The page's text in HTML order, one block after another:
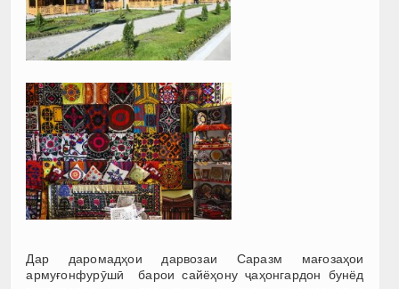
Дар даромадҳои дарвозаи Саразм мағозаҳои
армуғонфурӯшӣ барои сайёҳону ҷаҳонгардон бунёд